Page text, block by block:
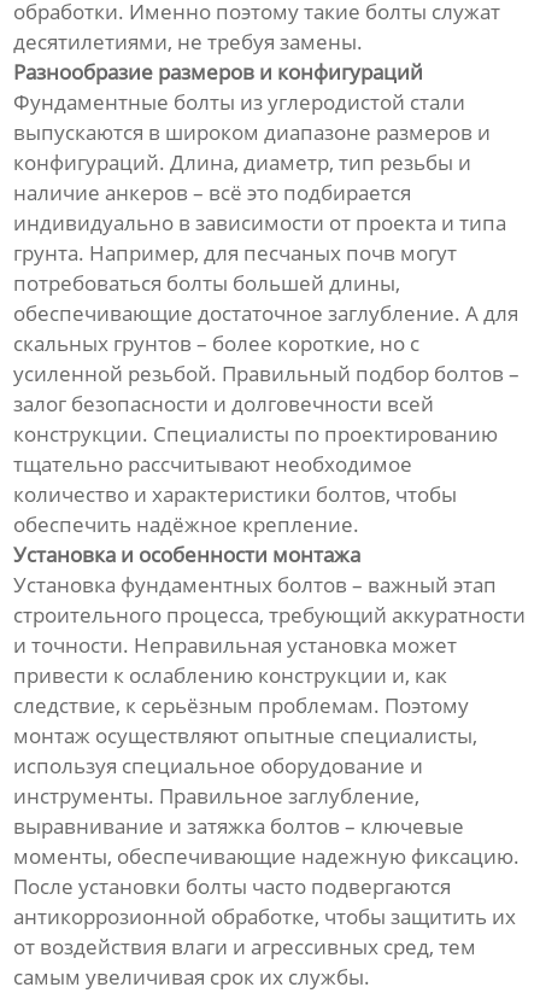
обработки. Именно поэтому такие болты служат
десятилетиями, не требуя замены.
Разнообразие размеров и конфигураций
Фундаментные болты из углеродистой стали
выпускаются в широком диапазоне размеров и
конфигураций. Длина, диаметр, тип резьбы и
наличие анкеров – всё это подбирается
индивидуально в зависимости от проекта и типа
грунта. Например, для песчаных почв могут
потребоваться болты большей длины,
обеспечивающие достаточное заглубление. А для
скальных грунтов – более короткие, но с
усиленной резьбой. Правильный подбор болтов –
залог безопасности и долговечности всей
конструкции. Специалисты по проектированию
тщательно рассчитывают необходимое
количество и характеристики болтов, чтобы
обеспечить надёжное крепление.
Установка и особенности монтажа
Установка фундаментных болтов – важный этап
строительного процесса, требующий аккуратности
и точности. Неправильная установка может
привести к ослаблению конструкции и, как
следствие, к серьёзным проблемам. Поэтому
монтаж осуществляют опытные специалисты,
используя специальное оборудование и
инструменты. Правильное заглубление,
выравнивание и затяжка болтов – ключевые
моменты, обеспечивающие надежную фиксацию.
После установки болты часто подвергаются
антикоррозионной обработке, чтобы защитить их
от воздействия влаги и агрессивных сред, тем
самым увеличивая срок их службы.